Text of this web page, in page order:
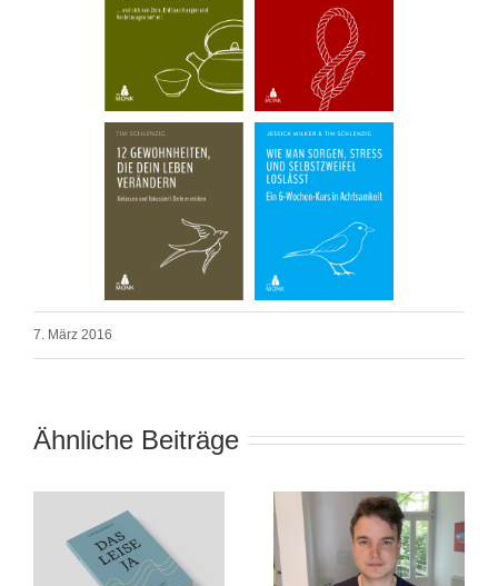
7. März 2016
Ähnliche Beiträge